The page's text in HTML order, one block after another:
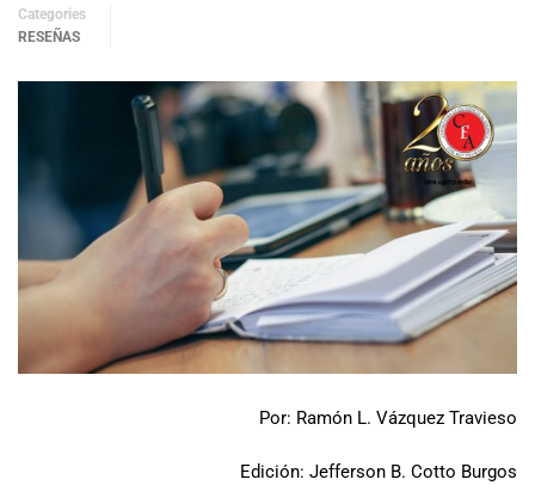
Categories
RESEÑAS
Por: Ramón L. Vázquez Travieso
Edición: Jefferson B. Cotto Burgos